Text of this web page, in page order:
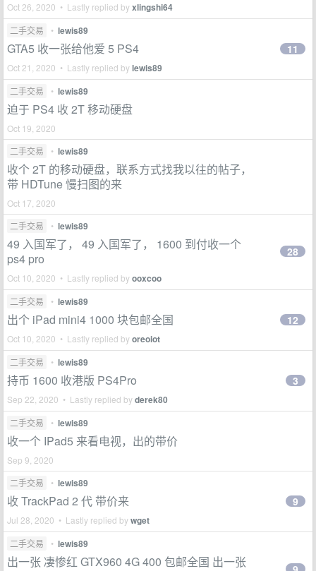
Oct 26, 2020 • Lastly replied byxlingshi64
二手交易 • lewis89
GTA5 收一张给他爱 5 PS4
Oct 21, 2020 • Lastly replied bylewis89
11
二手交易 • lewis89
迫于 PS4 收 2T 移动硬盘
Oct 19, 2020
二手交易
• lewis89
收个 2T 的移动硬盘，联系方式找我以往的帖子，
带 HDTune 慢扫图的来
Oct 17, 2020
二手交易
• lewis89
49 入国军了， 49 入国军了， 1600 到付收一个
ps4 pro
Oct 10, 2020 • Lastly replied byooxcoo
28
二手交易 • lewis89
出个 iPad mini4 1000 块包邮全国
Oct 10, 2020 • Lastly replied byoreoiot
12
二手交易 • lewis89
持币 1600 收港版 PS4Pro
Sep 22, 2020 • Lastly replied byderek80
3
二手交易 • lewis89
收一个 IPad5 来看电视，出的带价
Sep 9, 2020
二手交易
• lewis89
收 TrackPad 2 代 带价来
Jul 28, 2020 • Lastly replied bywget
9
二手交易 • lewis89
出一张 凄惨红 GTX960 4G 400 包邮全国 出一张